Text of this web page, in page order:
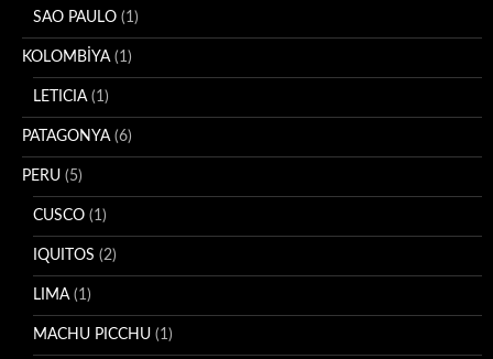
SAO PAULO (1)
KOLOMBİYA (1)
LETICIA (1)
PATAGONYA (6)
PERU (5)
CUSCO (1)
IQUITOS (2)
LIMA (1)
MACHU PICCHU (1)